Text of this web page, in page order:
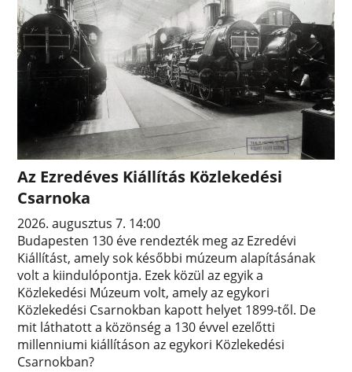
Az Ezredéves Kiállítás Közlekedési
Csarnoka
2026. augusztus 7. 14:00
Budapesten 130 éve rendezték meg az Ezredévi
Kiállítást, amely sok későbbi múzeum alapításának
volt a kiindulópontja. Ezek közül az egyik a
Közlekedési Múzeum volt, amely az egykori
Közlekedési Csarnokban kapott helyet 1899-től. De
mit láthatott a közönség a 130 évvel ezelőtti
millenniumi kiállításon az egykori Közlekedési
Csarnokban?